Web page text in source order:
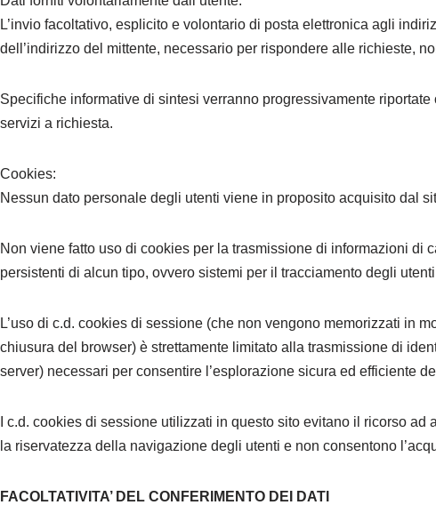
L’invio facoltativo, esplicito e volontario di posta elettronica agli
dell’indirizzo del mittente, necessario per rispondere alle richieste,
Specifiche informative di sintesi verranno progressivamente
servizi a richiesta.
Cookies:
Nessun dato personale degli utenti viene in proposito acquisito dal
Non viene fatto uso di cookies per la trasmissione di informazioni di
persistenti di alcun tipo, ovvero sistemi per il tracciamento degli
L’uso di c.d. cookies di sessione (che non vengono memorizzati in
chiusura del browser) è strettamente limitato alla trasmissione di
server) necessari per consentire l’esplorazione sicura ed efficiente
I c.d. cookies di sessione utilizzati in questo sito evitano il ricorso
la riservatezza della navigazione degli utenti e non consentono
FACOLTATIVITA’ DEL CONFERIMENTO DEI DATI